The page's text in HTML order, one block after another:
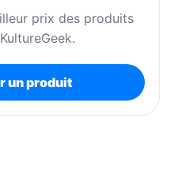
prix des produits
un produit